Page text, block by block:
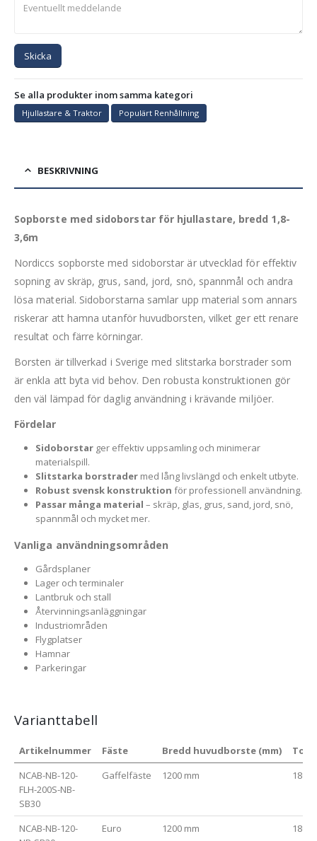
Skicka
Se alla produkter inom samma kategori
Hjullastare & Traktor Populärt Renhållning
BESKRIVNING
Sopborste med sidoborstar för hjullastare, bredd 1,8-
3,6m
Nordiccs sopborste med sidoborstar är utvecklad för effektiv
sopning av skräp, grus, sand, jord, snö, spannmål och andra
lösa material. Sidoborstarna samlar upp material som annars
riskerar att hamna utanför huvudborsten, vilket ger ett renare
resultat och färre körningar.
Borsten är tillverkad i Sverige med slitstarka borstrader som
är enkla att byta vid behov. Den robusta konstruktionen gör
den väl lämpad för daglig användning i krävande miljöer.
Fördelar
Sidoborstarger effektiv uppsamling och minimerar
materialspill.
Slitstarka borstradermed lång livslängd och enkelt utbyte.
Robust svensk konstruktion för professionell användning.
Passar många material – skräp, glas, grus, sand, jord, snö,
spannmål och mycket mer.
Vanliga användningsområden
Gårdsplaner
Lager och terminaler
Lantbruk och stall
Återvinningsanläggningar
Industriområden
Flygplatser
Hamnar
Parkeringar
Varianttabell
Artikelnummer Fäste Bredd huvudborste (mm)
NCAB-NB-120-
FLH-200S-NB-
SB30
Gaffelfäste 1200 mm 1800
NCAB-NB-120-
Euro 1200 mm 1800